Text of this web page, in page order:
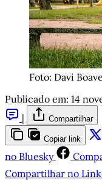
Foto: Davi
Publicado em: 14
|
Compartilhar
Copiar link
no Bluesky
Compartilhar no